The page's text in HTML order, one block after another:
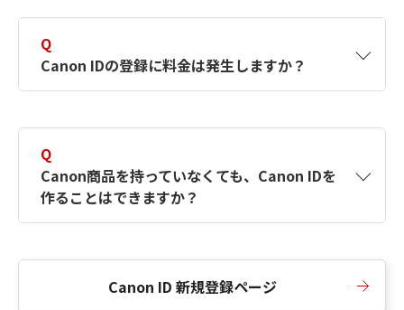
択したサービスから取得します。アカウントを
簡単に作成できるように、この情報を使用して
Canon IDの登録フォームを入力します。
Q
Canon IDの登録に料金は発生しますか？
Q
Canon商品を持っていなくても、Canon IDを
作ることはできますか？
Canon ID 新規登録ページ